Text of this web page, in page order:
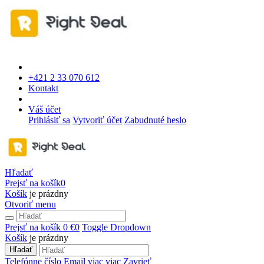
+421 2 33 070 612
Kontakt
Váš účet
Prihlásiť sa Vytvoriť účet Zabudnuté heslo
Hľadať
Prejsť na košík0
Košík je prázdny
Otvoriť menu
Prejsť na košík 0 €0 Toggle Dropdown
Košík je prázdny
Hľadať
Telefónne číslo Email viac viac Zavrieť